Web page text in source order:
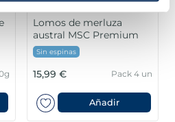
Lomos de merluza
austral MSC Premium
Sin espinas
15,99 € Pack 4 un
Añadir